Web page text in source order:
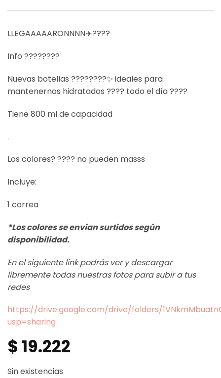
LLEGAAAAARONNNN✈️????
Info ????????
Nuevas botellas ????????✨ ideales para
mantenernos hidratados ???? todo el día ????
Tiene 800 ml de capacidad
.
Los colores? ???? no pueden masss
Incluye:
1 correa
*Los colores se envían surtidos según
disponibilidad.
En el siguiente link podrás ver y descargar
libremente todas nuestras fotos para subir a tus
redes
https://drive.google.com/drive/folders/
usp=sharing
$19.222
Sin existencias